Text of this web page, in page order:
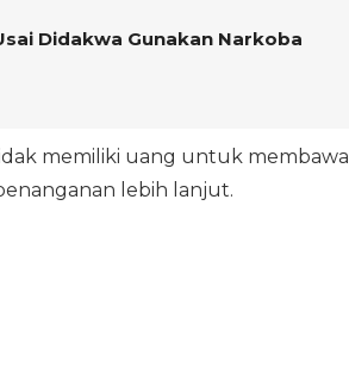
Didakwa Gunakan Narkoba
memiliki uang untuk membawa
lebih lanjut.